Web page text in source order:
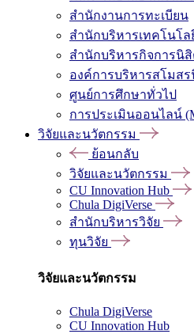
สำนักงานการทะเบียน
สำนักบริหารเทคโนโล
สำนักบริหารกิจการนิ
องค์การบริหารสโมส
ศูนย์การศึกษาทั่วไป
การประเมินออนไลน์
วิจัยและนวัตกรรม
ย้อนกลับ
วิจัยและนวัตกรรม
CU Innovation Hub
Chula DigiVerse
สำนักบริหารวิจัย
ทุนวิจัย
วิจัยและนวัตกรรม
Chula DigiVerse
CU Innovation Hub